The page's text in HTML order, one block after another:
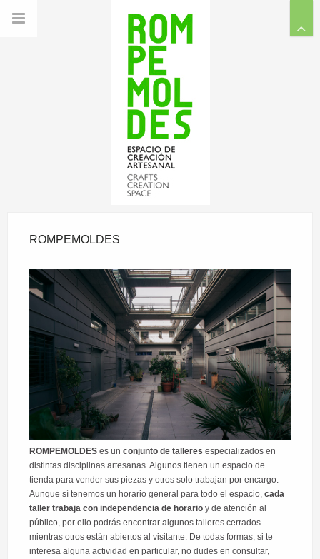
ROMPEMOLDES
ROMPEMOLDES es un conjunto de talleres especializados en
distintas disciplinas artesanas. Algunos tienen un espacio de
tienda para vender sus piezas y otros solo trabajan por encargo.
Aunque sí tenemos un horario general para todo el espacio, cada
taller trabaja con independencia de horario y de atención al
público, por ello podrás encontrar algunos talleres cerrados
mientras otros están abiertos al visitante. De todas formas, si te
interesa alguna actividad en particular, no dudes en consultar,